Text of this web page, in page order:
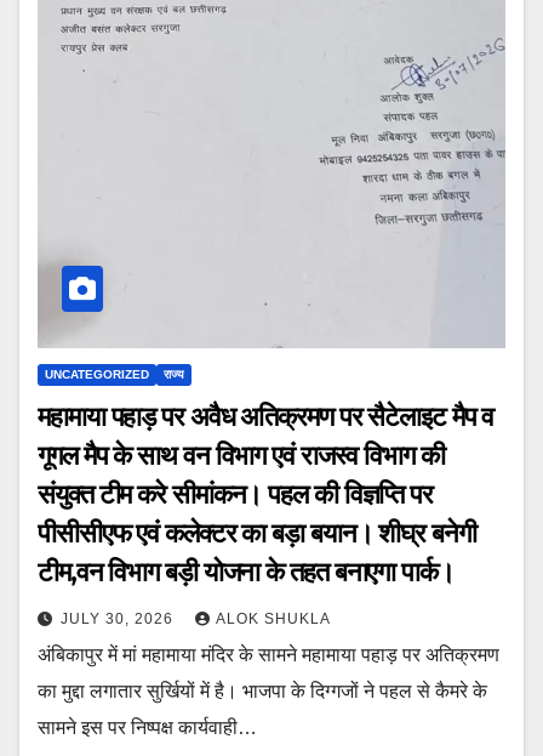
UNCATEGORIZED राज्य
महामाया पहाड़ पर अवैध अतिक्रमण पर सैटेलाइट मैप व
गूगल मैप के साथ वन विभाग एवं राजस्व विभाग की
संयुक्त टीम करे सीमांकन। पहल की विज्ञप्ति पर
पीसीसीएफ एवं कलेक्टर का बड़ा बयान। शीघ्र बनेगी
टीम,वन विभाग बड़ी योजना के तहत बनाएगा पार्क।
JULY 30, 2026 ALOK SHUKLA
अंबिकापुर में मां महामाया मंदिर के सामने महामाया पहाड़ पर अतिक्रमण
का मुद्दा लगातार सुर्खियों में है। भाजपा के दिग्गजों ने पहल से कैमरे के
सामने इस पर निष्पक्ष कार्यवाही…